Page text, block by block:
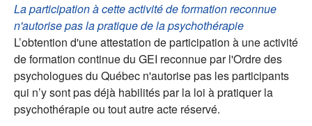
La participation à cette activité de formation reconnue
n'autorise pas la pratique de la psychothérapie
L’obtention d'une attestation de participation à une activité
de formation continue du GEI reconnue par l'Ordre des
psychologues du Québec n'autorise pas les participants
qui n’y sont pas déjà habilités par la loi à pratiquer la
psychothérapie ou tout autre acte réservé.